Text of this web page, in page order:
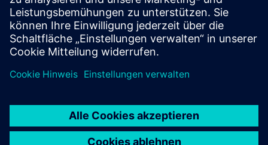
-
Zielgruppe
Anläggningsskötare på automatiska brandlarmanläggningar.